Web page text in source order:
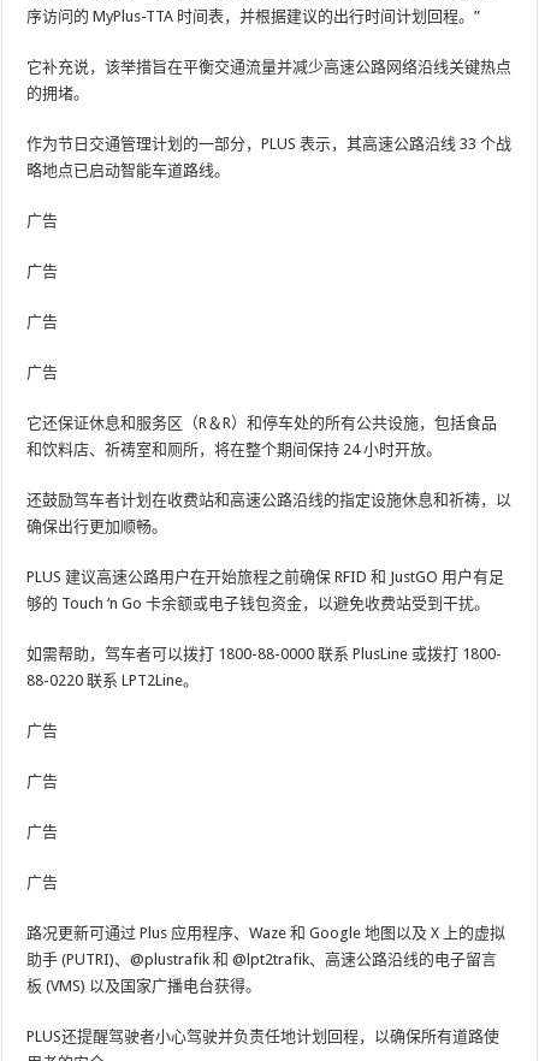
序访问的 MyPlus-TTA 时间表，并根据建议的出行时间计划回程。”
它补充说，该举措旨在平衡交通流量并减少高速公路网络沿线关键热点
的拥堵。
作为节日交通管理计划的一部分，PLUS 表示，其高速公路沿线 33 个战
略地点已启动智能车道路线。
广告
广告
广告
广告
它还保证休息和服务区（R＆R）和停车处的所有公共设施，包括食品
和饮料店、祈祷室和厕所，将在整个期间保持 24 小时开放。
还鼓励驾车者计划在收费站和高速公路沿线的指定设施休息和祈祷，以
确保出行更加顺畅。
PLUS 建议高速公路用户在开始旅程之前确保 RFID 和 JustGO 用户有足
够的 Touch ‘n Go 卡余额或电子钱包资金，以避免收费站受到干扰。
如需帮助，驾车者可以拨打 1800-88-0000 联系 PlusLine 或拨打 1800-
88-0220 联系 LPT2Line。
广告
广告
广告
广告
路况更新可通过 Plus 应用程序、Waze 和 Google 地图以及 X 上的虚拟
助手 (PUTRI)、@plustrafik 和 @lpt2trafik、高速公路沿线的电子留言
板 (VMS) 以及国家广播电台获得。
PLUS还提醒驾驶者小心驾驶并负责任地计划回程，以确保所有道路使